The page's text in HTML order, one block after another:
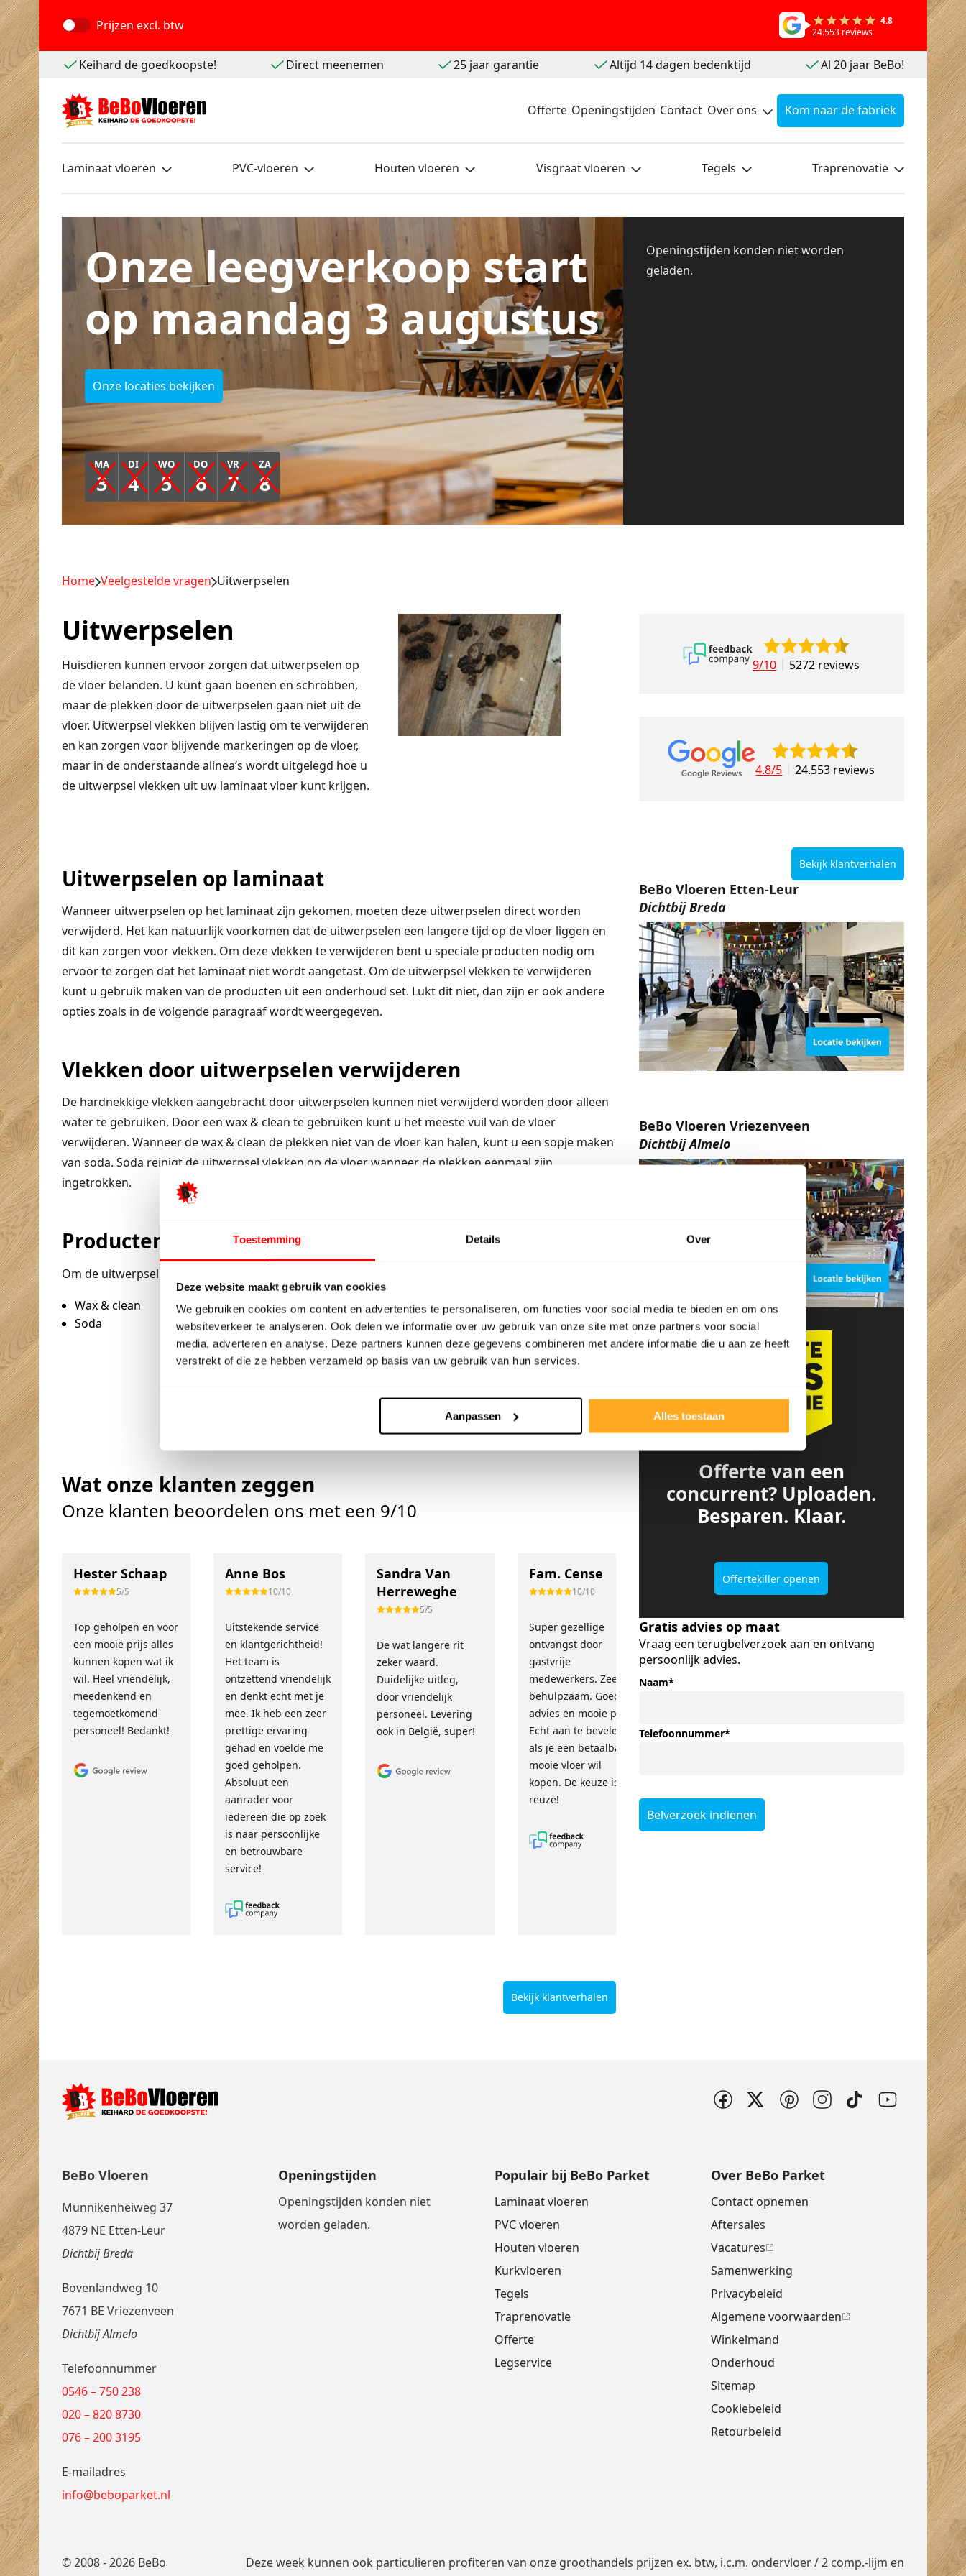
Toestemming Details Over
Deze website maakt gebruik van cookies
We gebruiken cookies om content en advertenties te personaliseren, om functies voor social media te bieden en om ons
websiteverkeer te analyseren. Ook delen we informatie over uw gebruik van onze site met onze partners voor social
media, adverteren en analyse. Deze partners kunnen deze gegevens combineren met andere informatie die u aan ze heeft
verstrekt of die ze hebben verzameld op basis van uw gebruik van hun services.
Aanpassen Alles toestaan
Prijzen excl. btw
4.8
24.553 reviews
Keihard de goedkoopste! Direct meenemen 25 jaar garantie Altijd 14 dagen bedenktijd Al 20 jaar BeBo!
Offerte Openingstijden Contact Over ons Kom naar de fabriek
Laminaat vloeren PVC-vloeren Houten vloeren Visgraat vloeren Tegels Traprenovatie
Onze leegverkoop start
op maandag 3 augustus
Onze locaties bekijken
MA
3
DI
4
WO
5
DO
6
VR
7
ZA
8
Openingstijden konden niet worden
geladen.
Home Veelgestelde vragen Uitwerpselen
Uitwerpselen
Huisdieren kunnen ervoor zorgen dat uitwerpselen op
de vloer belanden. U kunt gaan boenen en schrobben,
maar de plekken door de uitwerpselen gaan niet uit de
vloer. Uitwerpsel vlekken blijven lastig om te verwijderen
en kan zorgen voor blijvende markeringen op de vloer,
maar in de onderstaande alinea’s wordt uitgelegd hoe u
de uitwerpsel vlekken uit uw laminaat vloer kunt krijgen.
Uitwerpselen op laminaat
Wanneer uitwerpselen op het laminaat zijn gekomen, moeten deze uitwerpselen direct worden
verwijderd. Het kan natuurlijk voorkomen dat de uitwerpselen een langere tijd op de vloer liggen en
dit kan zorgen voor vlekken. Om deze vlekken te verwijderen bent u speciale producten nodig om
ervoor te zorgen dat het laminaat niet wordt aangetast. Om de uitwerpsel vlekken te verwijderen
kunt u gebruik maken van de producten uit een onderhoud set. Lukt dit niet, dan zijn er ook andere
opties zoals in de volgende paragraaf wordt weergegeven.
Vlekken door uitwerpselen verwijderen
De hardnekkige vlekken aangebracht door uitwerpselen kunnen niet verwijderd worden door alleen
water te gebruiken. Door een wax & clean te gebruiken kunt u het meeste vuil van de vloer
verwijderen. Wanneer de wax & clean de plekken niet van de vloer kan halen, kunt u een sopje maken
van soda. Soda reinigt de uitwerpsel vlekken op de vloer wanneer de plekken eenmaal zijn
ingetrokken.
Producten om uitwerpsel vlekken te verwijderen
Om de uitwerpsel vlekken van uw vloer te krijgen kunt u gebruikmaken van de volgende producten:
Wax & clean
Soda
Wat onze klanten zeggen
Onze klanten beoordelen ons met een 9/10
Hester Schaap
5/5
Top geholpen en voor
een mooie prijs alles
kunnen kopen wat ik
wil. Heel vriendelijk,
meedenkend en
tegemoetkomend
personeel! Bedankt!
Anne Bos
10/10
Uitstekende service
en klantgerichtheid!
Het team is
ontzettend vriendelijk
en denkt echt met je
mee. Ik heb een zeer
prettige ervaring
gehad en voelde me
goed geholpen.
Absoluut een
aanrader voor
iedereen die op zoek
is naar persoonlijke
en betrouwbare
service!
Sandra Van
Herreweghe
5/5
De wat langere rit
zeker waard.
Duidelijke uitleg,
door vriendelijk
personeel. Levering
ook in België, super!
Fam. Cense
10/10
Super gezellige
ontvangst door
gastvrije
medewerkers. Zeer
behulpzaam. Goed
advies en mooie prijs.
Echt aan te bevelen
als je een betaalbare,
mooie vloer wil
kopen. De keuze is
reuze!
Ingeborg
Bouwmeester
Fijne en snelle
service. Ze denken
erg verassend en
genieten van
prachtige vloeren in
ons huis!
Super goed
hapje en een drankje
erbij. Top prijzen en
vriendelijke mensen
Bekijk klantverhalen
9/10 5272 reviews
4.8/5 24.553 reviews
Bekijk klantverhalen
BeBo Vloeren Etten-Leur
Dichtbij Breda
BeBo Vloeren Vriezenveen
Dichtbij Almelo
Offerte van een
concurrent? Uploaden.
Besparen. Klaar.
Offertekiller openen
Gratis advies op maat
Vraag een terugbelverzoek aan en ontvang
persoonlijk advies.
Naam*
Telefoonnummer*
Belverzoek indienen
BeBo Vloeren
Munnikenheiweg 37
4879 NE Etten-Leur
Dichtbij Breda
Bovenlandweg 10
7671 BE Vriezenveen
Dichtbij Almelo
Telefoonnummer
0546 – 750 238
020 – 820 8730
076 – 200 3195
E-mailadres
info@beboparket.nl
Openingstijden
Openingstijden konden niet
worden geladen.
Populair bij BeBo Parket
Laminaat vloeren
PVC vloeren
Houten vloeren
Kurkvloeren
Tegels
Traprenovatie
Offerte
Legservice
Over BeBo Parket
Contact opnemen
Aftersales
Vacatures
Samenwerking
Privacybeleid
Algemene voorwaarden
Winkelmand
Onderhoud
Sitemap
Cookiebeleid
Retourbeleid
© 2008 - 2026 BeBo
Deze week kunnen ook particulieren profiteren van onze groothandels prijzen ex. btw, i.c.m. ondervloer/ 2 comp.-lijm en